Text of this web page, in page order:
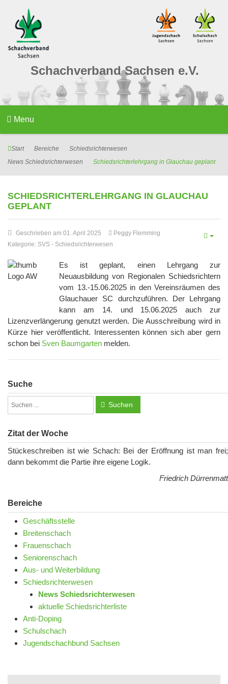
Schachverband Sachsen e.V.
Menu
Start Bereiche
Schiedsrichterwesen
News Schiedsrichterwesen
Schiedsrichterlehrgang in Glauchau geplant
SCHIEDSRICHTERLEHRGANG IN GLAUCHAU
GEPLANT
Geschrieben am 01. April 2025
Peggy Flemming
Kategorie: SVS - Schiedsrichterwesen
Es ist geplant, einen Lehrgang zur
Neuausbildung von Regionalen Schiedsrichtern
vom 13.-15.06.2025 in den Vereinsräumen des
Glauchauer SC durchzuführen. Der Lehrgang
kann am 14. und 15.06.2025 auch zur
Lizenzverlängerung genutzt werden. Die Ausschreibung wird in
Kürze hier veröffentlicht. Interessenten können sich aber gern
schon bei Sven Baumgarten melden.
Suche
Suchen
Zitat der Woche
Stückeschreiben ist wie Schach: Bei der Eröffnung ist man frei;
dann bekommt die Partie ihre eigene Logik.
Friedrich Dürrenmatt
Bereiche
Geschäftsstelle
Breitenschach
Frauenschach
Seniorenschach
Aus- und Weiterbildung
Schiedsrichterwesen
News Schiedsrichterwesen
aktuelle Schiedsrichterliste
Anti-Doping
Schulschach
Jugendschachbund Sachsen